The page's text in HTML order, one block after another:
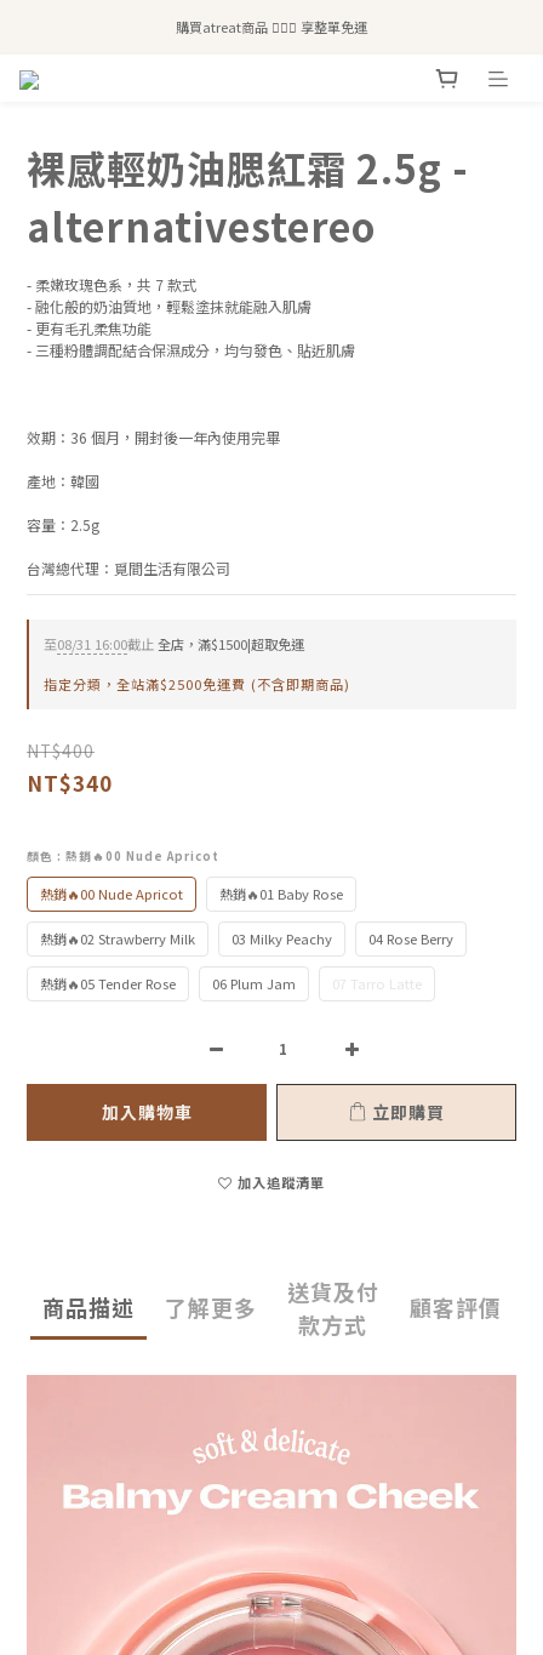
全站滿$2,500免運｜6/30前 含新品滿$1,300超取免運
購買atreat商品 💆🏻‍♀️ 享整單免運
裸感輕奶油腮紅霜 2.5g -
alternativestereo
- 柔嫩玫瑰色系，共 7 款式
- 融化般的奶油質地，輕鬆塗抹就能融入肌膚
- 更有毛孔柔焦功能
- 三種粉體調配結合保濕成分，均勻發色、貼近肌膚
效期：36 個月，開封後一年內使用完畢
產地：韓國
容量：2.5g
台灣總代理：覓間生活有限公司
至08/31 16:00截止全店，滿$1500|超取免運
指定分類，全站滿$2500免運費 (不含即期商品)
NT$400
NT$340
顏色 : 熱銷🔥00 Nude Apricot
熱銷🔥00 Nude Apricot 熱銷🔥01 Baby Rose
熱銷🔥02 Strawberry Milk 03 Milky Peachy 04 Rose Berry
熱銷🔥05 Tender Rose 06 Plum Jam 07 Tarro Latte
加入購物車 立即購買
加入追蹤清單
商品描述 了解更多
送貨及付
款方式
顧客評價